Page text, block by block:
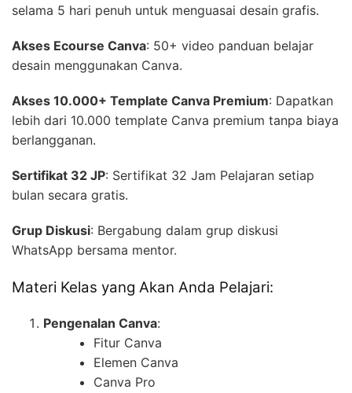
selama 5 hari penuh untuk menguasai desain grafis.
Akses Ecourse Canva: 50+ video panduan belajar
desain menggunakan Canva.
Akses 10.000+ Template Canva Premium: Dapatkan
lebih dari 10.000 template Canva premium tanpa biaya
berlangganan.
Sertifikat 32 JP: Sertifikat 32 Jam Pelajaran setiap
bulan secara gratis.
Grup Diskusi: Bergabung dalam grup diskusi
WhatsApp bersama mentor.
Materi Kelas yang Akan Anda Pelajari:
Pengenalan Canva:
Fitur Canva
Elemen Canva
Canva Pro